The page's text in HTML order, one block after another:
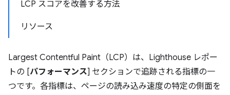
LCP スコアを改善する方法
リソース
Largest Contentful Paint（LCP）は、Lighthouse レポー
トの [パフォーマンス] セクションで追跡される指標の一
つです。各指標は、ページの読み込み速度の特定の側面を